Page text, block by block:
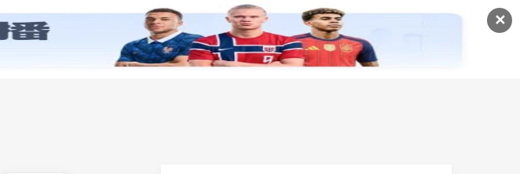
✕
初中英语 高中英语 英语课程 英语资料